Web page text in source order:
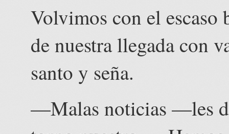
Volvimos con el
de nuestra llegada con
santo y seña.
—Malas noticias —les